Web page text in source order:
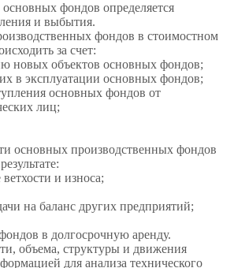
фондов определяется
и выбытия.
фондов в стоимостном
за счет:
новых объектов основных фондов;
в эксплуатации основных фондов;
основных фондов от
лиц;
основных производственных фондов
и износа;
на баланс других предприятий;
в долгосрочную аренду.
объема, структуры и движения
для анализа технического